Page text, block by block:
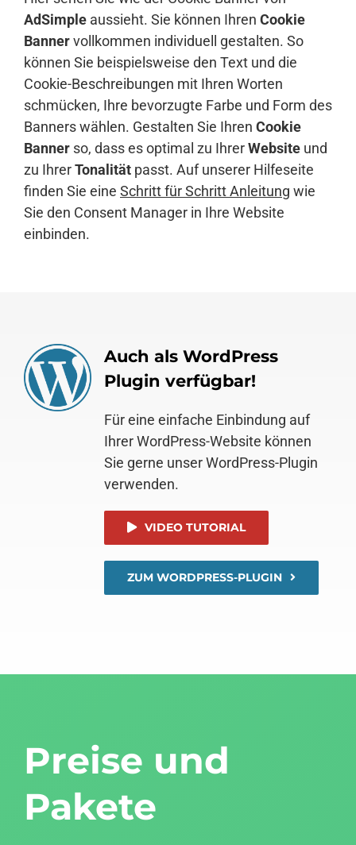
AdSimple aussieht. Sie können Ihren Cookie
Bannervollkommen individuell gestalten. So
können Sie beispielsweise den Text und die
Cookie-Beschreibungen mit Ihren Worten
schmücken, Ihre bevorzugte Farbe und Form des
Banners wählen. Gestalten Sie Ihren Cookie
Banner so, dass es optimal zu IhrerWebsite und
zu IhrerTonalität passt. Auf unserer Hilfeseite
finden Sie eine Schritt für Schritt Anleitung wie
Sie den Consent Manager in Ihre Website
einbinden.
Auch als WordPress
Plugin verfügbar!
Für eine einfache Einbindung auf
Ihrer WordPress-Website können
Sie gerne unser WordPress-Plugin
verwenden.
VIDEO TUTORIAL
ZUM WORDPRESS-PLUGIN
Preise und
Pakete